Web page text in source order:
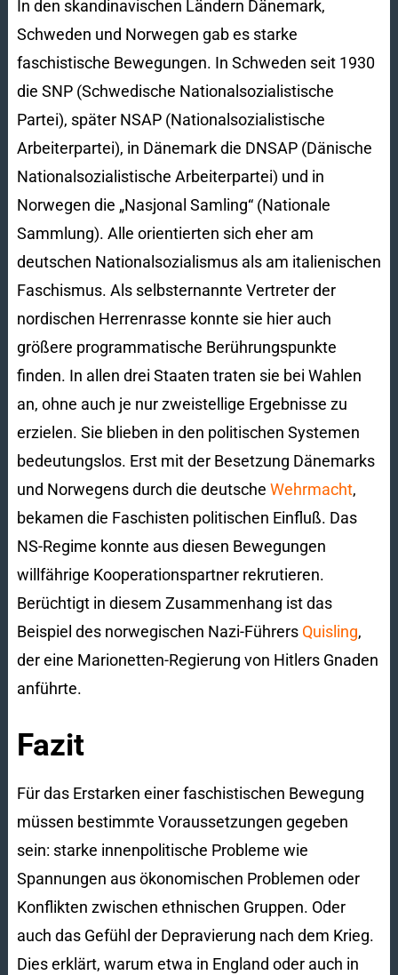
In den skandinavischen Ländern Dänemark,
Schweden und Norwegen gab es starke
faschistische Bewegungen. In Schweden seit 1930
die SNP (Schwedische Nationalsozialistische
Partei), später NSAP (Nationalsozialistische
Arbeiterpartei), in Dänemark die DNSAP (Dänische
Nationalsozialistische Arbeiterpartei) und in
Norwegen die „Nasjonal Samling“ (Nationale
Sammlung). Alle orientierten sich eher am
deutschen Nationalsozialismus als am italienischen
Faschismus. Als selbsternannte Vertreter der
nordischen Herrenrasse konnte sie hier auch
größere programmatische Berührungspunkte
finden. In allen drei Staaten traten sie bei Wahlen
an, ohne auch je nur zweistellige Ergebnisse zu
erzielen. Sie blieben in den politischen Systemen
bedeutungslos. Erst mit der Besetzung Dänemarks
und Norwegens durch die deutsche Wehrmacht,
bekamen die Faschisten politischen Einfluß. Das
NS-Regime konnte aus diesen Bewegungen
willfährige Kooperationspartner rekrutieren.
Berüchtigt in diesem Zusammenhang ist das
Beispiel des norwegischen Nazi-Führers Quisling,
der eine Marionetten-Regierung von Hitlers Gnaden
anführte.
Fazit
Für das Erstarken einer faschistischen Bewegung
müssen bestimmte Voraussetzungen gegeben
sein: starke innenpolitische Probleme wie
Spannungen aus ökonomischen Problemen oder
Konflikten zwischen ethnischen Gruppen. Oder
auch das Gefühl der Depravierung nach dem Krieg.
Dies erklärt, warum etwa in England oder auch in